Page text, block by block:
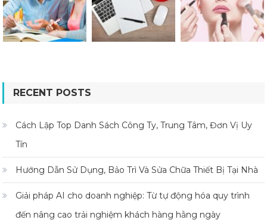
RECENT POSTS
Cách Lập Top Danh Sách Công Ty, Trung Tâm, Đơn Vị Uy
Tín
Hướng Dẫn Sử Dụng, Bảo Trì Và Sửa Chữa Thiết Bị Tại Nhà
Giải pháp AI cho doanh nghiệp: Từ tự động hóa quy trình
đến nâng cao trải nghiệm khách hàng hằng ngày